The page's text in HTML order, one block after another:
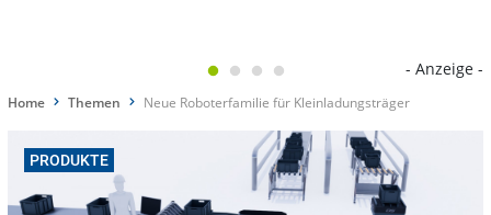
- Anzeige -
Home Themen Neue Roboterfamilie für Kleinladungsträger
PRODUKTE